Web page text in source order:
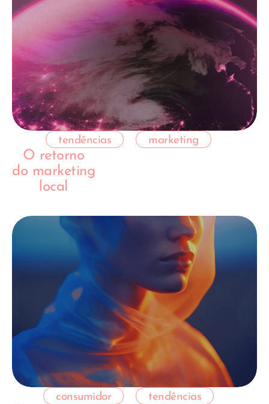
tendências marketing
O retorno
do marketing
local
consumidor tendências